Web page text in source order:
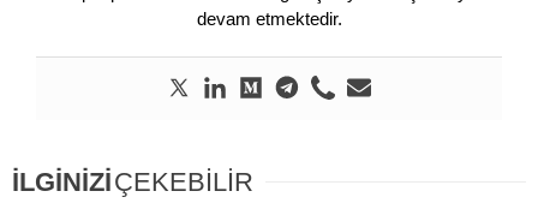
devam etmektedir.
İLGİNİZİÇEKEBİLİR